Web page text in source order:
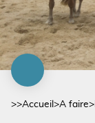
>>Accueil >A faire>